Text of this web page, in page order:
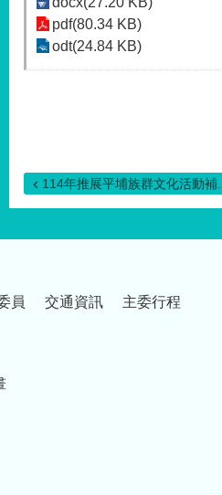
pdf(80.34 KB)
odt(24.84 KB)
114年推展平埔族群文化活動補...
員 交通資訊 主委行程